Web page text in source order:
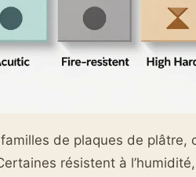
de plaques de plâtre,
résistent à l’humidité,